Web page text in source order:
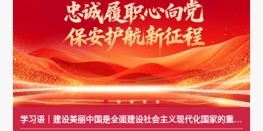
学习语｜建设美丽中国是全面建设社会主义现代化国家的重要目标